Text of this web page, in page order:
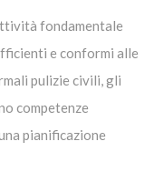
fondamentale
e conformi alle
pulizie civili, gli
competenze
pianificazione